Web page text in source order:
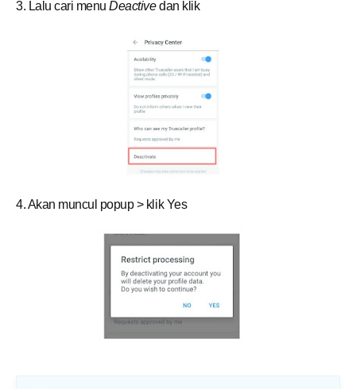
3. Lalu cari menuDeactivedan klik
4. Akan muncul popup > klik Yes